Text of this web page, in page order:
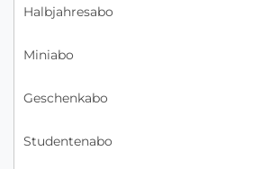
Halbjahresabo
Miniabo
Geschenkabo
Studentenabo